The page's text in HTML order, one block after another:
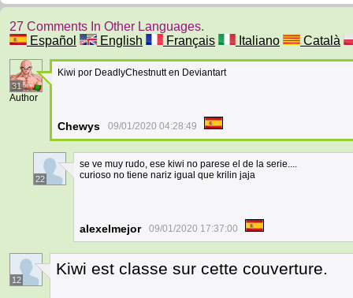
27 Comments In Other Languages.
Español
English Français Italiano Català
31
Author
Kiwi por DeadlyChestnutt en Deviantart
Chewys 09/01/2020 04:28:49
22
se ve muy rudo, ese kiwi no parese el de la serie....
curioso no tiene nariz igual que krilin jaja
alexelmejor 09/01/2020 17:37:00
12
Kiwi est classe sur cette couverture.